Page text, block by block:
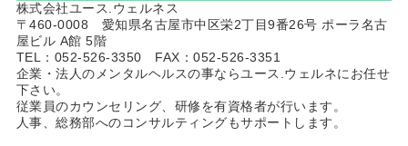
株式会社ユース.ウェルネス
〒460-0008 愛知県名古屋市中区栄2丁目9番26号 ポーラ名古
屋ビル A館 5階
TEL：052-526-3350 FAX：052-526-3351
企業・法人のメンタルヘルスの事ならユース.ウェルネにお任せ
下さい。
従業員のカウンセリング、研修を有資格者が行います。
人事、総務部へのコンサルティングもサポートします。